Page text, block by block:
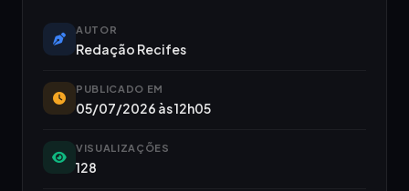
AUTOR
Redação Recifes
PUBLICADO EM
05/07/2026 às 12h05
VISUALIZAÇÕES
128